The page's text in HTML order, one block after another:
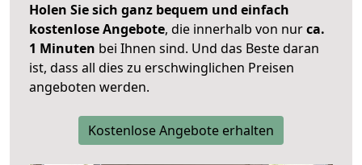
Holen Sie sich ganz bequem und einfach
kostenlose Angebote, die innerhalb von nurca.
1 Minuten bei Ihnen sind. Und das Beste daran
ist, dass all dies zu erschwinglichen Preisen
angeboten werden.
Kostenlose Angebote erhalten